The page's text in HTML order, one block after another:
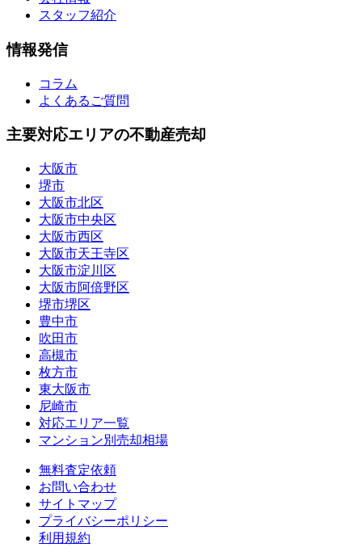
スタッフ紹介
情報発信
コラム
よくあるご質問
主要対応エリアの不動産売却
大阪市
堺市
大阪市北区
大阪市中央区
大阪市西区
大阪市天王寺区
大阪市淀川区
大阪市阿倍野区
堺市堺区
豊中市
吹田市
高槻市
枚方市
東大阪市
尼崎市
対応エリア一覧
マンション別売却相場
無料査定依頼
お問い合わせ
サイトマップ
プライバシーポリシー
利用規約